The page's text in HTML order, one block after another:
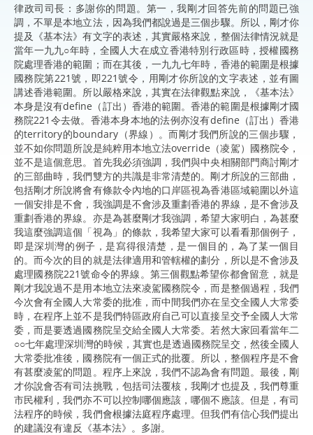
律政司司長：多謝你的問題。第一，我剛才回答先前的問題已強
調，不單是本地立法，因為我們都說過是三個步驟。所以，剛才你
提及《基本法》有文字的表述，其實嚴格來說，整個法律情況就是
當年一九九○年時，全國人大在成立香港特別行政區時，授權國務
院處理香港的範圍；而在其後，一九九七年時，香港的範圍是根據
國務院第221號，即221號令，用剛才你所說的文字表述，並有圖
講述香港範圍。所以嚴格來說，其實在法律觀點來說，《基本法》
本身是沒有define（訂出）香港的範圍。香港的範圍是根據剛才國
務院221令去做。香港本身本地的法例亦沒有define（訂出）香港
的territory的boundary（界線）。而剛才我們所說的三個步驟，
並不如你問題所說是純粹用本地立法override（凌駕）國務院令，
並不是這個意思。首先我必須強調，我們與中央相關部門商討剛才
的三部曲時，我們雙方的共識是非常清楚的。剛才所說的三部曲，
包括剛才所說將會有條款令內地的口岸區視為香港區域範圍以外這
一個安排是不會，我強調是不會涉及重劃香港的界線，是不會涉及
重劃香港的界線。亦是為甚麼剛才我強調，希望大家明白，為甚麼
我這麼強調這個「視為」的條款，我希望大家可以看看那個例子，
即是深圳灣的例子，是寫得很清楚，是一個目的，為了某一個目
的。而今次的目的就是法律適用和管轄權的劃分，所以是不會涉及
處理國務院221號命令的界線。第三個觀點希望你都會留意，就是
剛才我說過不是用本地立法來凌駕國務院令，而是整個過程，我們
今次會有全國人大常委的批准，而中間我們亦在呈交全國人大常委
時，在程序上並不是我們特區政府自己可以直接呈交予全國人大常
委，而是要透過國務院呈交給全國人大常委。若然大家回看當年二
○○七年處理深圳灣的時候，其實也是透過國務院呈交，然後全國人
大常委批准後，國務院有一個正式的批覆。所以，整個程序是不會
有甚麼凌駕的問題。程序上來說，我們不認為會有問題。最後，剛
才你說會否有司法挑戰，包括司法覆核，我剛才也提及，我們尊重
市民權利，我們亦不可以控制哪個應該，哪個不應該。但是，有司
法程序的時候，我們會根據法庭程序處理。但我們有信心我們提出
的建議沒有違反《基本法》。多謝。